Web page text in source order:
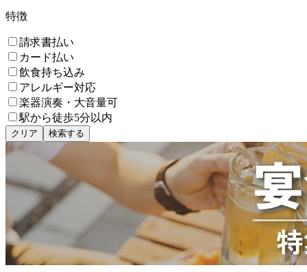
特徴
請求書払い
カード払い
飲食持ち込み
アレルギー対応
楽器演奏・大音量可
駅から徒歩5分以内
クリア 検索する